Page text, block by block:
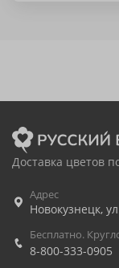
Доставка цветов
Адрес
Новокузнецк,
Бесплатно.
8-800-333-0905